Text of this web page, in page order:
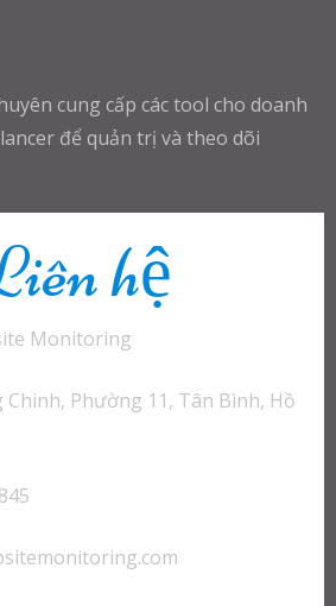
cung cấp các tool cho doanh
để quản trị và theo dõi
hệ
Monitoring
Phường 11, Tân Bình, Hồ